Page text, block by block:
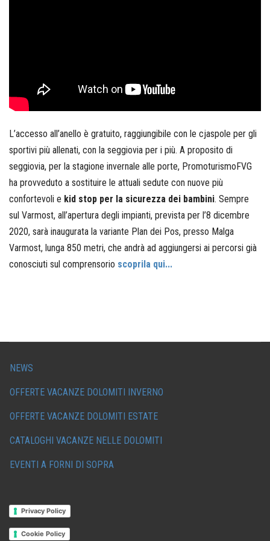
L’accesso all’anello è gratuito, raggiungibile con le cjaspole per gli
sportivi più allenati, con la seggiovia per i più. A proposito di
seggiovia, per la stagione invernale alle porte, PromoturismoFVG
ha provveduto a sostituire le attuali sedute con nuove più
confortevoli e kid stop per la sicurezza dei bambini. Sempre
sul Varmost, all’apertura degli impianti, prevista per l’8 dicembre
2020, sarà inaugurata la variante Plan dei Pos, presso Malga
Varmost, lunga 850 metri, che andrà ad aggiungersi ai percorsi già
conosciuti sul comprensorio scoprila qui...
NEWS
OFFERTE VACANZE DOLOMITI INVERNO
OFFERTE VACANZE DOLOMITI ESTATE
CATALOGHI VACANZE NELLE DOLOMITI
EVENTI A FORNI DI SOPRA
Privacy Policy
Cookie Policy